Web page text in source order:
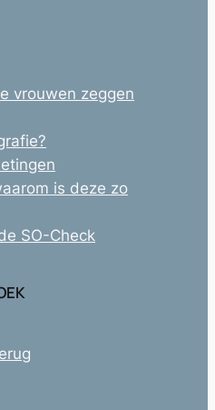
vrouwen zeggen
is deze zo
SO-Check